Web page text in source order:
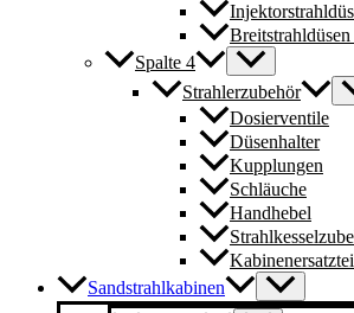
Spalte 4
Strahlerzubehör
Dosierventile
Düsenhalter
Kupplungen
Schläuche
Handhebel
Sandstrahlkabinen